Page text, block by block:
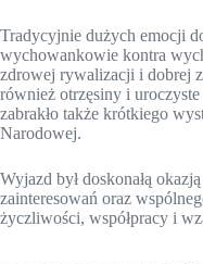
Tradycyjnie dużych emocji
wychowankowie kontra
zdrowej rywalizacji i dobrej
również otrzęsiny i
zabrakło także krótkiego
Narodowej.
Wyjazd był doskonałą
zainteresowań oraz
życzliwości, współpracy i